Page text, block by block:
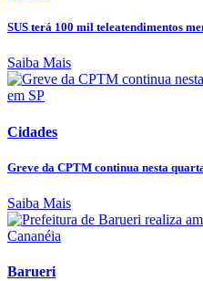
SUS terá 100 mil teleatendimentos
Saiba Mais
Cidades
Greve da CPTM continua nesta
Saiba Mais
Barueri